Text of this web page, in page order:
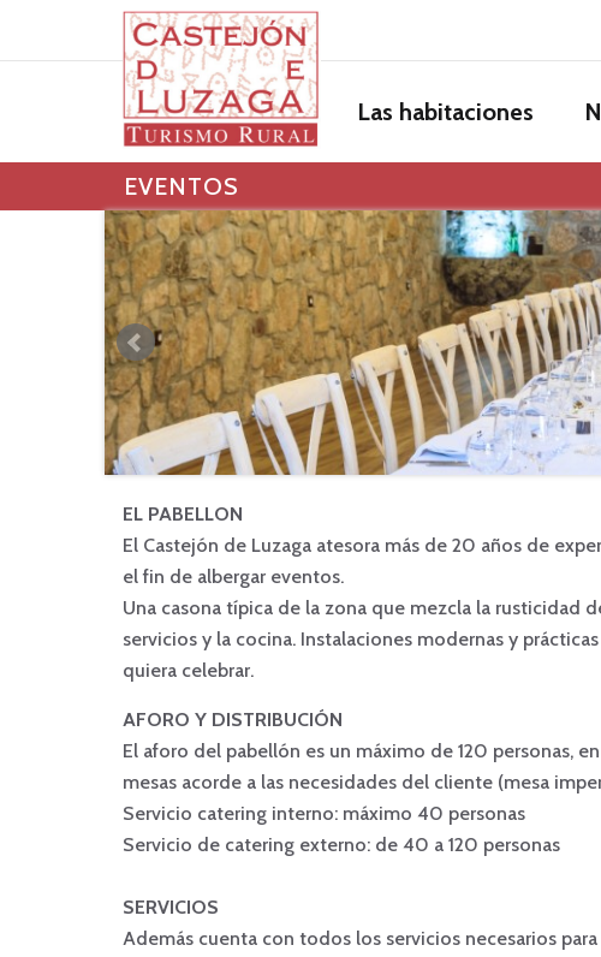
Las habitaciones
EVENTOS
EL PABELLON
El Castejón de Luzaga atesora más de 20 años de
el fin de albergar eventos.
Una casona típica de la zona que mezcla la
servicios y la cocina. Instalaciones modernas y
quiera celebrar.
AFORO Y DISTRIBUCIÓN
El aforo del pabellón es un máximo de 120 personas,
mesas acorde a las necesidades del cliente (mesa
Servicio catering interno: máximo 40 personas
Servicio de catering externo: de 40 a 120 personas
SERVICIOS
Además cuenta con todos los servicios necesarios